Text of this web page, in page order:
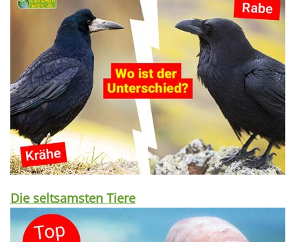
Die seltsamsten Tiere